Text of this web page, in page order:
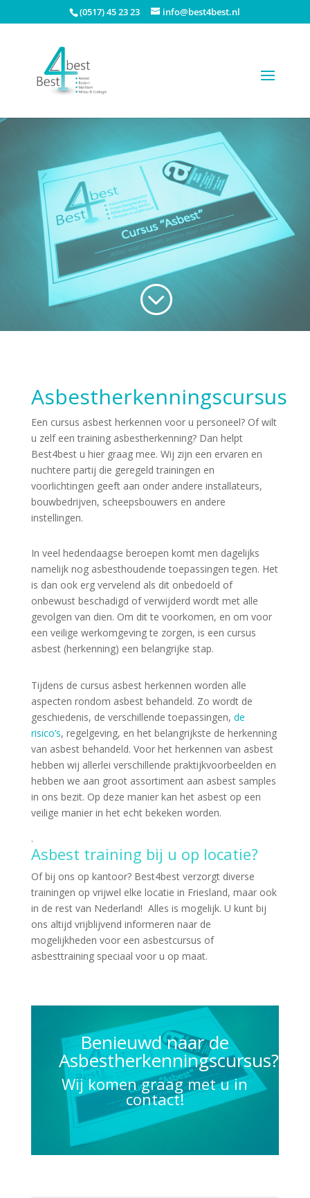
(0517) 45 23 23 info@best4best.nl
;
Asbestherkenningscursus
Een cursus asbest herkennen voor u personeel? Of wilt
u zelf een training asbestherkenning? Dan helpt
Best4best u hier graag mee. Wij zijn een ervaren en
nuchtere partij die geregeld trainingen en
voorlichtingen geeft aan onder andere installateurs,
bouwbedrijven, scheepsbouwers en andere
instellingen.
In veel hedendaagse beroepen komt men dagelijks
namelijk nog asbesthoudende toepassingen tegen. Het
is dan ook erg vervelend als dit onbedoeld of
onbewust beschadigd of verwijderd wordt met alle
gevolgen van dien. Om dit te voorkomen, en om voor
een veilige werkomgeving te zorgen, is een cursus
asbest (herkenning) een belangrijke stap.
Tijdens de cursus asbest herkennen worden alle
aspecten rondom asbest behandeld. Zo wordt de
geschiedenis, de verschillende toepassingen, de
risico’s, regelgeving, en het belangrijkste de herkenning
van asbest behandeld. Voor het herkennen van asbest
hebben wij allerlei verschillende praktijkvoorbeelden en
hebben we aan groot assortiment aan asbest samples
in ons bezit. Op deze manier kan het asbest op een
veilige manier in het echt bekeken worden.
.
Asbest training bij u op locatie?
Of bij ons op kantoor? Best4best verzorgt diverse
trainingen op vrijwel elke locatie in Friesland, maar ook
in de rest van Nederland! Alles is mogelijk. U kunt bij
ons altijd vrijblijvend informeren naar de
mogelijkheden voor een asbestcursus of
asbesttraining speciaal voor u op maat.
Benieuwd naar de
Asbestherkenningscursus?
Wij komen graag met u in
contact!